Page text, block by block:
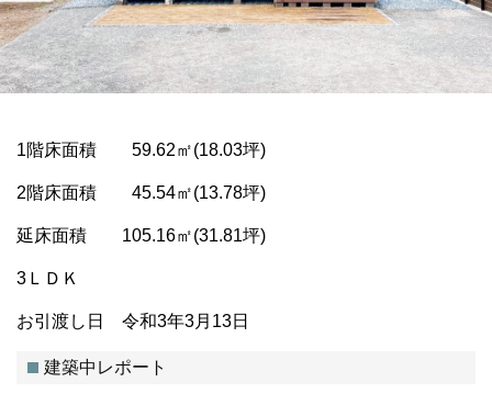
1階床面積 59.62㎡(18.03坪)
2階床面積 45.54㎡(13.78坪)
延床面積 105.16㎡(31.81坪)
3ＬＤＫ
お引渡し日 令和3年3月13日
建築中レポート